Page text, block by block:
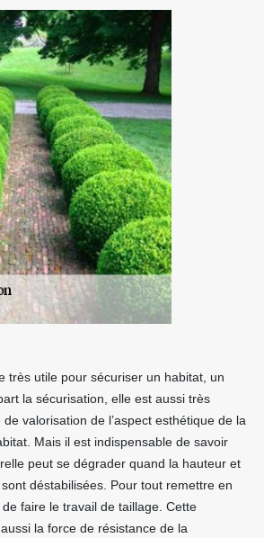
très utile pour sécuriser un habitat, un
la sécurisation, elle est aussi très
valorisation de l’aspect esthétique de la
Mais il est indispensable de savoir
peut se dégrader quand la hauteur et
déstabilisées. Pour tout remettre en
faire le travail de taillage. Cette
la force de résistance de la